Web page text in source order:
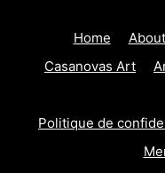
Home
Casanovas Art
Politique de